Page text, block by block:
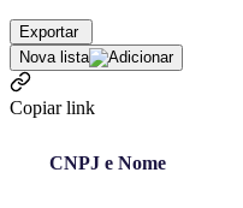
Exportar
Nova lista
Copiar link
CNPJ e Nome